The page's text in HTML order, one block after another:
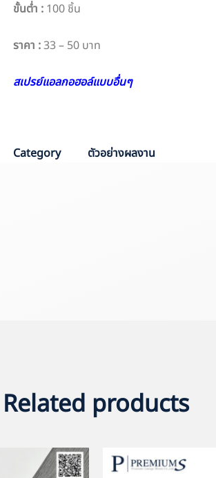
ขั้นต่ำ : 100 ชิ้น
ราคา :33 – 50 บาท
สเปรย์แอลกอฮอล์แบบอื่นๆ
Category ตัวอย่างผลงาน
Related products